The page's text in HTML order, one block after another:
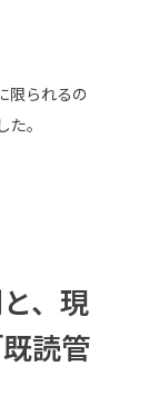
限られるの
た。
、現
読管